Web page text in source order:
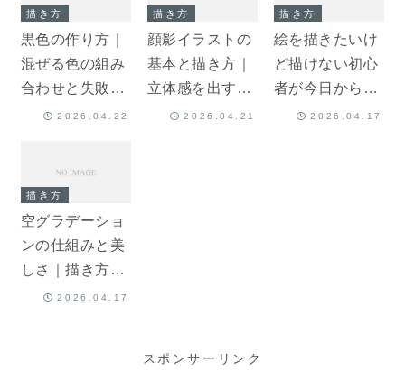
描き方
黒色の作り方｜
混ぜる色の組み
合わせと失敗し
ないコツ2026.04.22
描き方
顔影イラストの
基本と描き方｜
立体感を出すコ
ツを解説2026.04.21
描き方
絵を描きたいけ
ど描けない初心
者が今日から始
める練習法
2026.04.17
描き方
空グラデーショ
ンの仕組みと美
しさ｜描き方・
素材活用まで解
2026.04.17
スポンサーリンク